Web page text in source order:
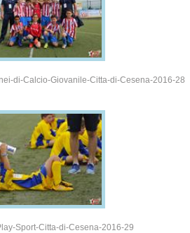
di-Calcio-Giovanile-Citta-di-Cesena-2016-28
Sport-Citta-di-Cesena-2016-29